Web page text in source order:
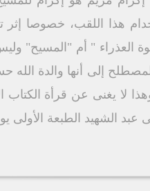
هذا اللقب، خصوصا إثر
العذراء " أم "المسيح"
هذا المصطلح إلى أنها والدة
لا يغنى عن قرأة الكتاب
الطبعة الأولى يونيو